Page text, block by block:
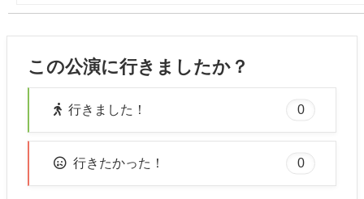
この公演に行きましたか？
行きました！ 0
行きたかった！ 0